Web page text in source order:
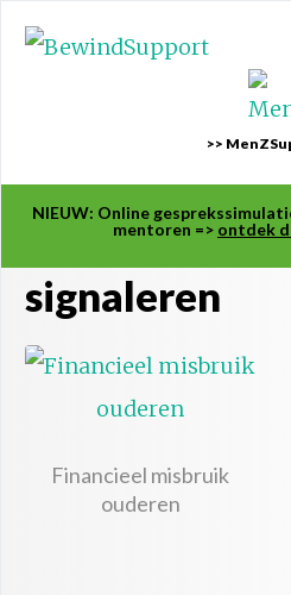
>>
NIEUW: Online
mentoren => ontdek
signaleren
Financieel misbruik
ouderen